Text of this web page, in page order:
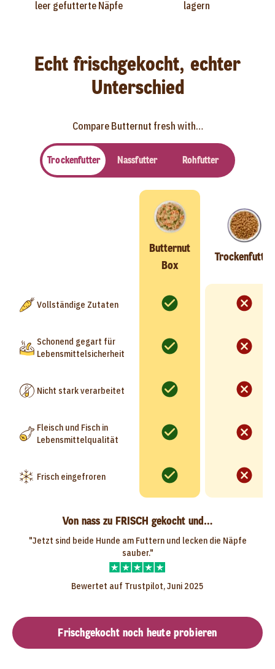
leer gefutterte Näpfe
lagern
Echt frischgekocht, echter
Unterschied
Compare Butternut fresh with…
Trockenfutter Nassfutter Rohfutter
Butternut
Box
Trockenfutter
Vollständige Zutaten
Schonend gegart für
Lebensmittelsicherheit
Nicht stark verarbeitet
Fleisch und Fisch in
Lebensmittelqualität
Frisch eingefroren
Von nass zu FRISCH gekocht und…
"Jetzt sind beide Hunde am Futtern und lecken die Näpfe
sauber."
Bewertet auf Trustpilot, Juni 2025
Frischgekocht noch heute probieren